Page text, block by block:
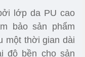
lớp da PU cao
bảo sản phẩm
một thời gian dài
độ bền cho sản